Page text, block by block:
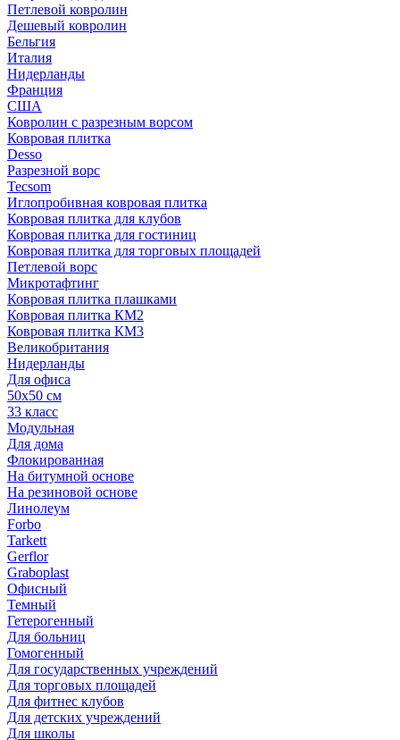
Петлевой ковролин
Дешевый ковролин
Бельгия
Италия
Нидерланды
Франция
США
Ковролин с разрезным ворсом
Ковровая плитка
Desso
Разрезной ворс
Tecsom
Иглопробивная ковровая плитка
Ковровая плитка для клубов
Ковровая плитка для гостиниц
Ковровая плитка для торговых площадей
Петлевой ворс
Микротафтинг
Ковровая плитка плашками
Ковровая плитка КМ2
Ковровая плитка КМ3
Великобритания
Нидерланды
Для офиса
50х50 см
33 класс
Модульная
Для дома
Флокированная
На битумной основе
На резиновой основе
Линолеум
Forbo
Tarkett
Gerflor
Graboplast
Офисный
Темный
Гетерогенный
Для больниц
Гомогенный
Для государственных учреждений
Для торговых площадей
Для фитнес клубов
Для детских учреждений
Для школы